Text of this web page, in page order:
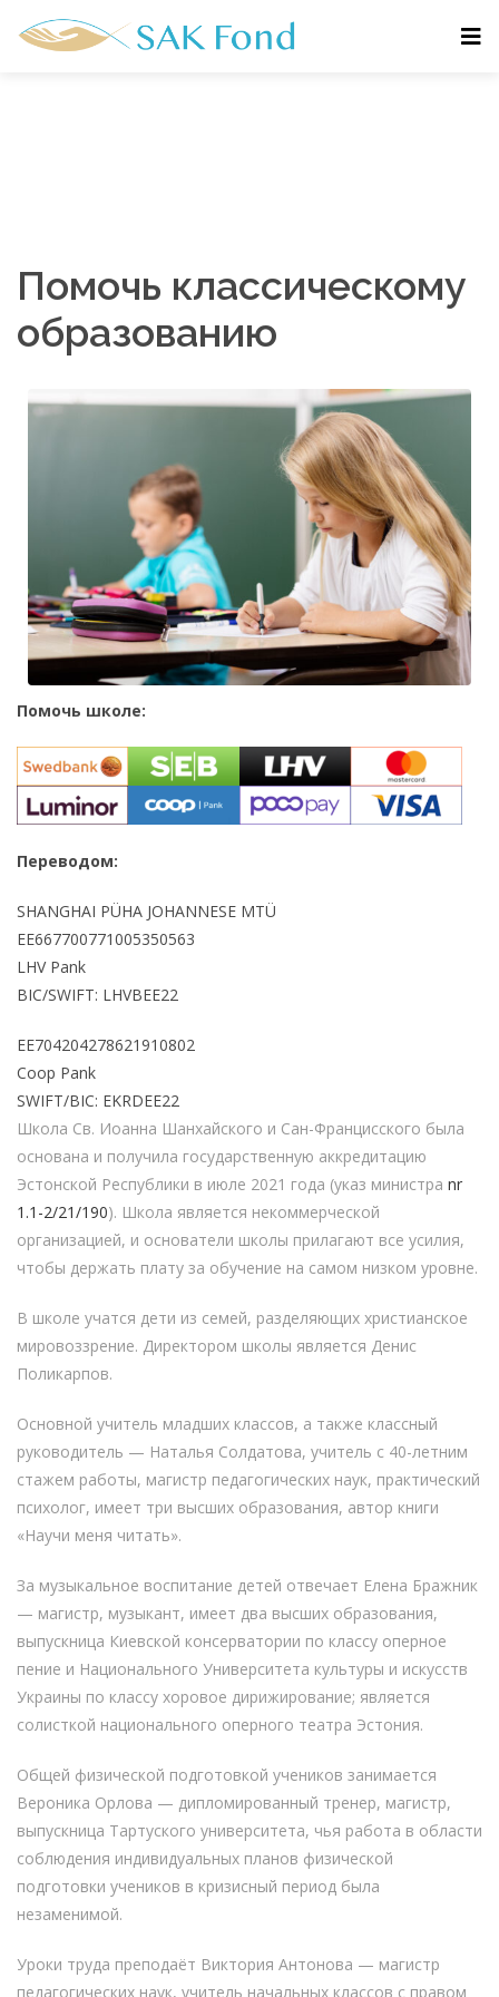
Помочь классическому
образованию
Помочь школе:
Переводом:
SHANGHAI PÜHA JOHANNESE MTÜ
EE667700771005350563
LHV Pank
BIC/SWIFT: LHVBEE22
EE704204278621910802
Coop Pank
SWIFT/BIC: EKRDEE22
Школа Св. Иоанна Шанхайского и Сан-Францисского была
основана и получила государственную аккредитацию
Эстонской Республики в июле 2021 года (указ министра nr
1.1-2/21/190). Школа является некоммерческой
организацией, и основатели школы прилагают все усилия,
чтобы держать плату за обучение на самом низком уровне.
В школе учатся дети из семей, разделяющих христианское
мировоззрение. Директором школы является Денис
Поликарпов.
Основной учитель младших классов, а также классный
руководитель — Наталья Солдатова, учитель с 40-летним
стажем работы, магистр педагогических наук, практический
психолог, имеет три высших образования, автор книги
«Научи меня читать».
За музыкальное воспитание детей отвечает Елена Бражник
— магистр, музыкант, имеет два высших образования,
выпускница Киевской консерватории по классу оперное
пение и Национального Университета культуры и искусств
Украины по классу хоровое дирижирование; является
солисткой национального оперного театра Эстония.
Общей физической подготовкой учеников занимается
Вероника Орлова — дипломированный тренер, магистр,
выпускница Тартуского университета, чья работа в области
соблюдения индивидуальных планов физической
подготовки учеников в кризисный период была
незаменимой.
Уроки труда преподаёт Виктория Антонова — магистр
педагогических наук, учитель начальных классов с правом